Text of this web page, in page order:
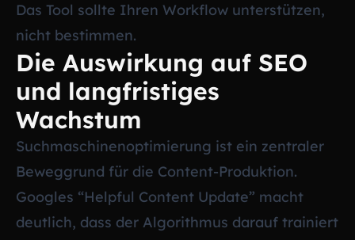
Das Tool sollte Ihren Workflow unterstützen,
nicht bestimmen.
Die Auswirkung auf SEO
und langfristiges
Wachstum
Suchmaschinenoptimierung ist ein zentraler
Beweggrund für die Content-Produktion.
Googles “Helpful Content Update” macht
deutlich, dass der Algorithmus darauf trainiert